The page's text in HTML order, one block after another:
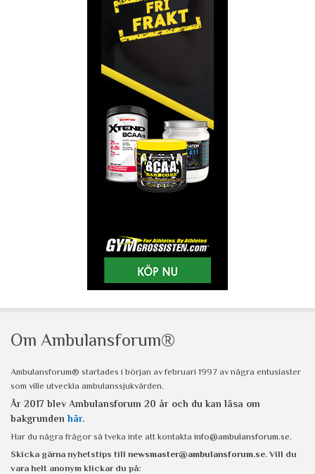
Om Ambulansforum®
Ambulansforum® startades i början av februari 1997 av några entusiaster
som ville utveckla ambulanssjukvården.
År 2017 blev Ambulansforum 20 år och du kan läsa om
bakgrunden här.
Har du några frågor så tveka inte att kontakta info@ambulansforum.se.
Skicka gärna nyhetstips till newsmaster@ambulansforum.se. Vill du
vara helt anonym klickar du på: